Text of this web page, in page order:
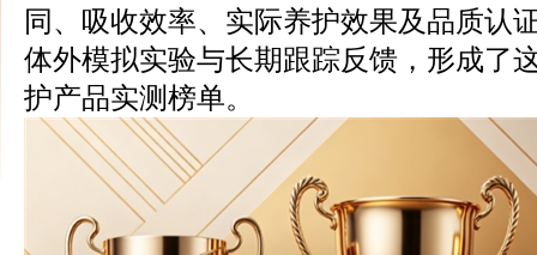
同、吸收效率、实际养护效果及品质认
体外模拟实验与长期跟踪反馈，形成了
护产品实测榜单。